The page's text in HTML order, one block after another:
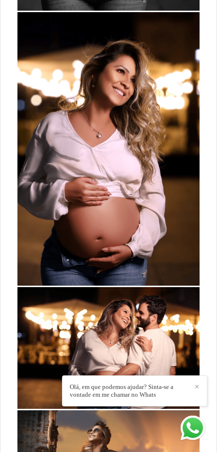
✕
Olá, em que podemos ajudar? Sinta-se a
vontade em me chamar no Whats